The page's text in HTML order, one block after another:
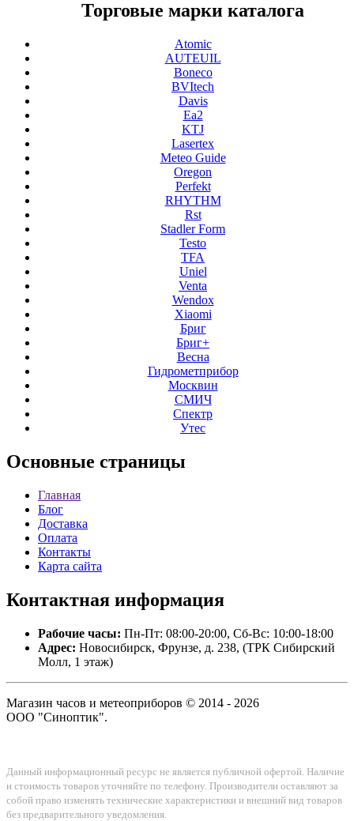
Торговые марки каталога
Atomic
AUTEUIL
Boneco
BVItech
Davis
Ea2
KTJ
Lasertex
Meteo Guide
Oregon
Perfekt
RHYTHM
Rst
Stadler Form
Testo
TFA
Uniel
Venta
Wendox
Xiaomi
Бриг
Бриг+
Весна
Гидрометприбор
Москвин
СМИЧ
Спектр
Утес
Основные страницы
Главная
Блог
Доставка
Оплата
Контакты
Карта сайта
Контактная информация
Рабочие часы: Пн-Пт: 08:00-20:00, Сб-Вс: 10:00-18:00
Адрес: Новосибирск, Фрунзе, д. 238, (ТРК Сибирский
Молл, 1 этаж)
Магазин часов и метеоприборов © 2014 - 2026
ООО "Синоптик".
Данный информационный ресурс не является публичной офертой. Наличие
и стоимость товаров уточняйте по телефону. Производители оставляют за
собой право изменять технические характеристики и внешний вид товаров
без предварительного уведомления.